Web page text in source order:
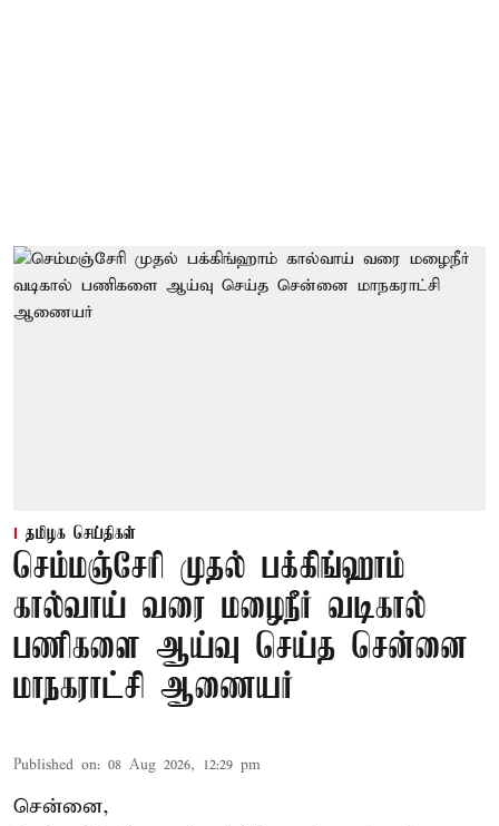
தமிழக செய்திகள்
செம்மஞ்சேரி முதல் பக்கிங்ஹாம்
கால்வாய் வரை மழைநீர் வடிகால்
பணிகளை ஆய்வு செய்த சென்னை
மாநகராட்சி ஆணையர்
Published on: 08 Aug 2026, 12:29 pm
சென்னை,